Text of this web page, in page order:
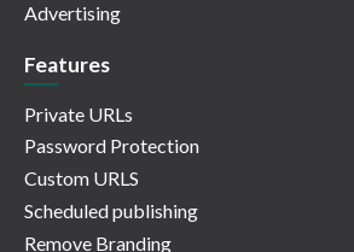
Advertising
Features
Private URLs
Password Protection
Custom URLS
Scheduled publishing
Remove Branding